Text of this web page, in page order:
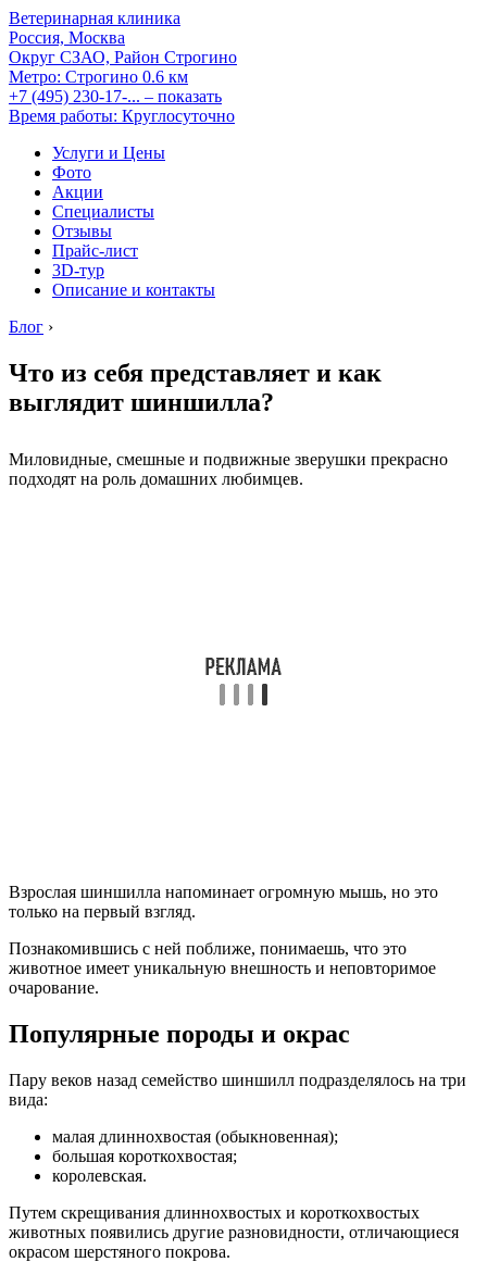
Ветеринарная клиника
Россия, Москва
Округ СЗАО, Район Строгино
Метро: Строгино 0.6 км
+7 (495) 230-17-... – показать
Время работы: Круглосуточно
Услуги и Цены
Фото
Акции
Специалисты
Отзывы
Прайс-лист
3D-тур
Описание и контакты
Блог ›
Что из себя представляет и как
выглядит шиншилла?
Миловидные, смешные и подвижные зверушки прекрасно
подходят на роль домашних любимцев.
Взрослая шиншилла напоминает огромную мышь, но это
только на первый взгляд.
Познакомившись с ней поближе, понимаешь, что это
животное имеет уникальную внешность и неповторимое
очарование.
Популярные породы и окрас
Пару веков назад семейство шиншилл подразделялось на три
вида:
малая длиннохвостая (обыкновенная);
большая короткохвостая;
королевская.
Путем скрещивания длиннохвостых и короткохвостых
животных появились другие разновидности, отличающиеся
окрасом шерстяного покрова.